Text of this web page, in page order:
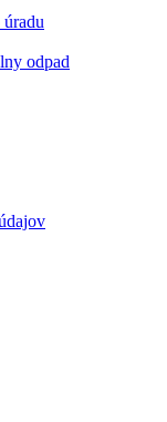
úradu
odpad